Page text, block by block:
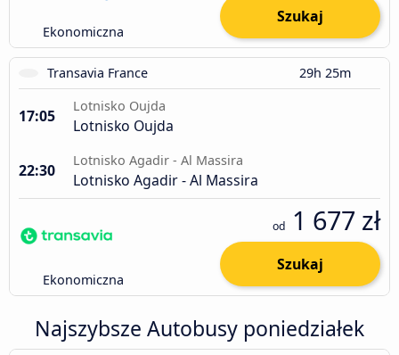
Ekonomiczna
Szukaj
Transavia France 29h 25m
17:05
Lotnisko Oujda
Lotnisko Oujda
22:30
Lotnisko Agadir - Al Massira
Lotnisko Agadir - Al Massira
Ekonomiczna
od 1 677 zł
Szukaj
Najszybsze Autobusy poniedziałek